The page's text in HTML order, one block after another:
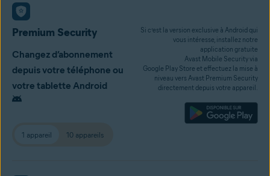
Premium Security
Changez d’abonnement
depuis votre téléphone ou
votre tablette Android
1 appareil 10 appareils
Si c’est la version exclusive à Android qui
vous intéresse, installez notre
application gratuite
Avast Mobile Security via
Google Play Store et effectuez la mise à
niveau vers Avast Premium Security
directement depuis votre appareil.